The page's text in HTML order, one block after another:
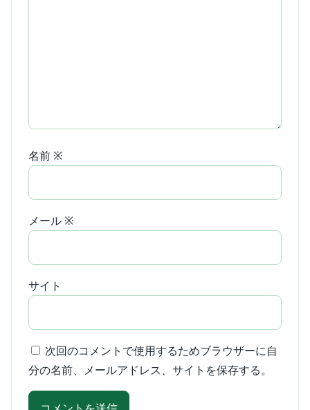
名前 ※
メール ※
サイト
次回のコメントで使用するためブラウザーに自
分の名前、メールアドレス、サイトを保存する。